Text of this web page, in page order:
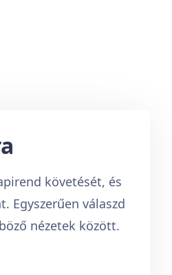
követését, és
Egyszerűen válaszd
nézetek között.